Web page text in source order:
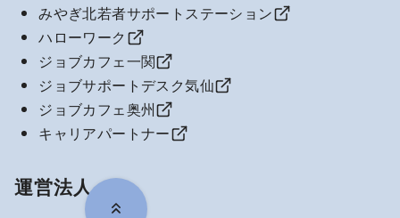
みやぎ北若者サポートステーション
ハローワーク
ジョブカフェ一関
ジョブサポートデスク気仙
ジョブカフェ奥州
キャリアパートナー
運営法人